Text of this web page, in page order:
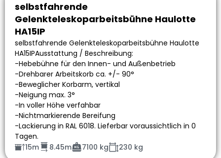
selbstfahrende
Gelenkteleskoparbeitsbühne Haulotte
HA15IP
selbstfahrende Gelenkteleskoparbeitsbühne Haulotte
HA15IPAusstattung / Beschreibung:
-Hebebühne für den Innen- und Außenbetrieb
-Drehbarer Arbeitskorb ca. +/- 90°
-Beweglicher Korbarm, vertikal
-Neigung max. 3°
-In voller Höhe verfahbar
-Nichtmarkierende Bereifung
-Lackierung in RAL 6018. Lieferbar voraussichtlich in 0
Tagen.
15m
8.45m 7100 kg 230 kg